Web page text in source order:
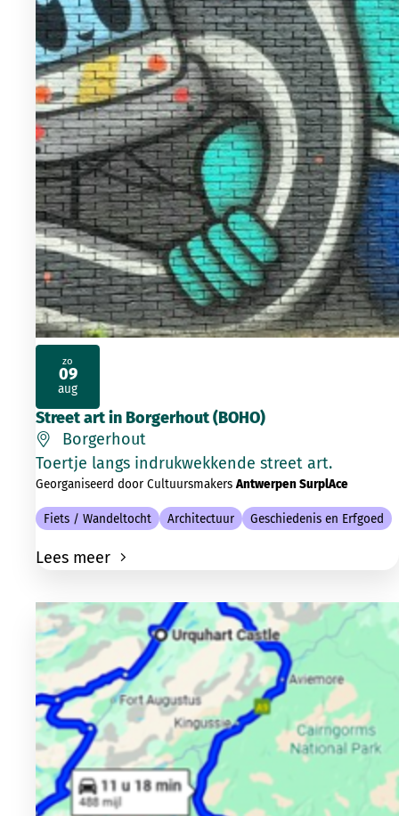
Street art in Borgerhout (BOHO)
Borgerhout
Toertje langs indrukwekkende street art.
Georganiseerd door CultuursmakersAntwerpen SurplAce
Fiets / Wandeltocht Architectuur Geschiedenis en Erfgoed
Lees meer
zo
09
aug
2026